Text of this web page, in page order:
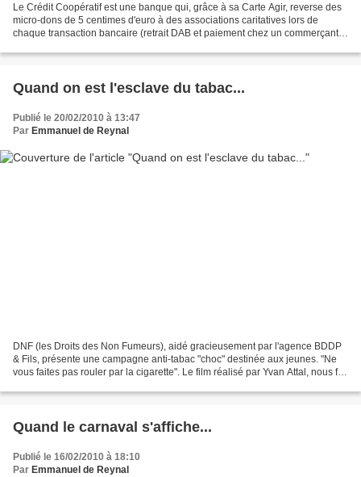
Le Crédit Coopératif est une banque qui, grâce à sa Carte Agir, reverse des
micro-dons de 5 centimes d'euro à des associations caritatives lors de
chaque transaction bancaire (retrait DAB et paiement chez un commerçant).
Quand on est l'esclave du tabac...
Publié le 20/02/2010 à 13:47
Par Emmanuel de Reynal
DNF (les Droits des Non Fumeurs), aidé gracieusement par l'agence BDDP
& Fils, présente une campagne anti-tabac "choc" destinée aux jeunes. "Ne
vous faites pas rouler par la cigarette". Le film réalisé par Yvan Attal, nous fait
Quand le carnaval s'affiche...
Publié le 16/02/2010 à 18:10
Par Emmanuel de Reynal